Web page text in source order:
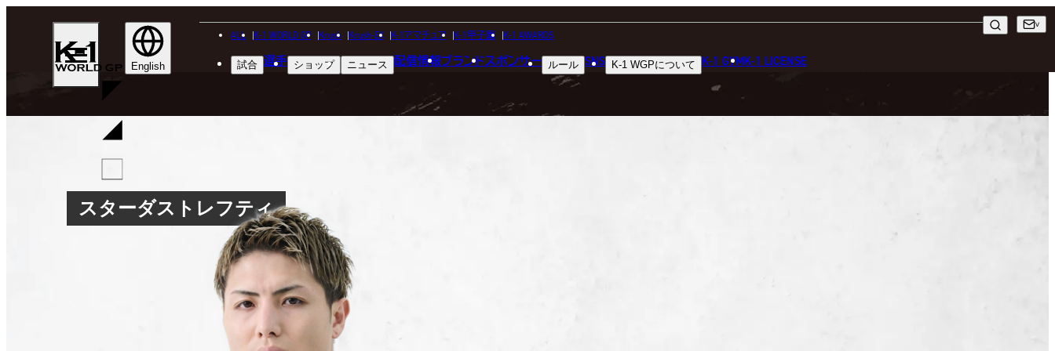
K-
1
WGP
English
ALL K-1 WORLD GP Krush Krush-EX K-1アマチュア K-1甲子園 K-1 AWARDS
試合 選手 ショップ ニュース 配信情報ブランドスポンサー ルール SNS K-1 WGPについて K-1 GYMK-1 LICENSE
FIGHTER
スターダストレフティ